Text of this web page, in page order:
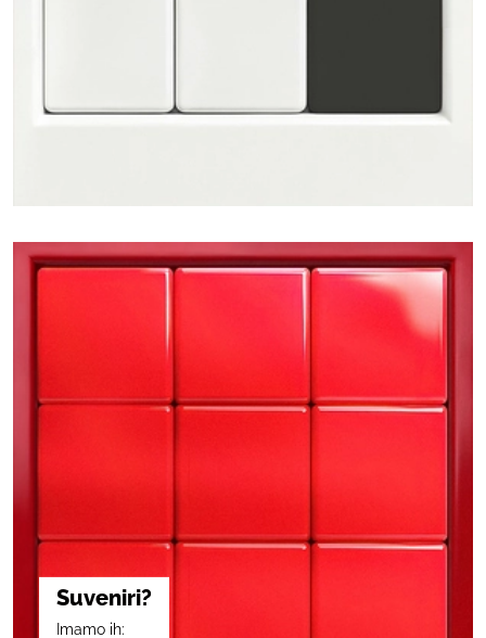
Suveniri?
Imamo ih: